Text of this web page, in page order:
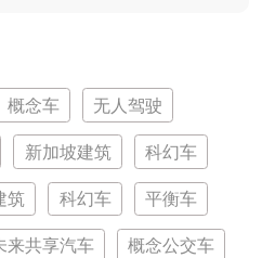
概念车
无人驾驶
新加坡建筑
科幻车
筑 科幻车
平衡车
来共享汽车
概念公交车